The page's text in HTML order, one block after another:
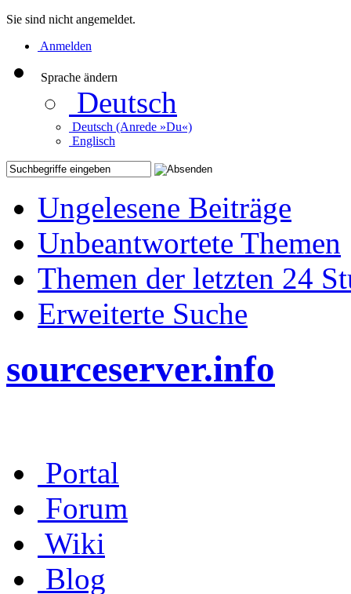
Sie sind nicht angemeldet.
Anmelden
Sprache ändern
Deutsch
Deutsch (Anrede »Du«)
Englisch
Ungelesene Beiträge
Unbeantwortete Themen
Themen der letzten 24
Erweiterte Suche
sourceserver.info
Portal
Forum
Wiki
Blog